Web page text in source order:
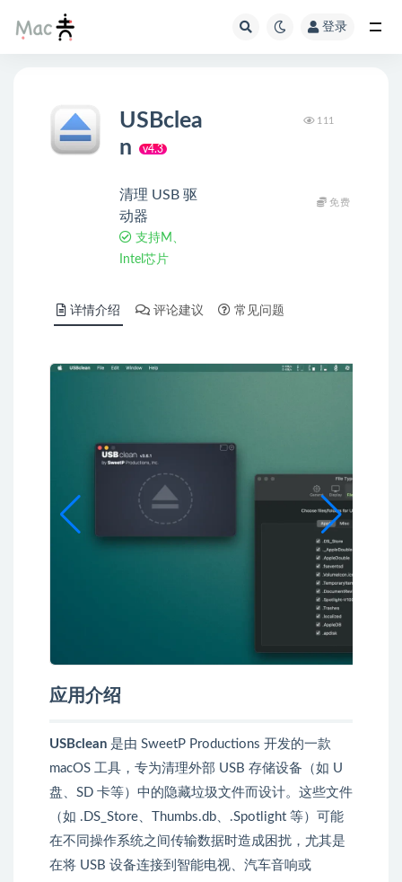
登录
USBclea
n
v4.3
清理 USB 驱
动器
支持M、
Intel芯片
111
免费
详情介绍 评论建议 常见问题
应用介绍
USBclean 是由 SweetP Productions 开发的一款
macOS 工具，专为清理外部 USB 存储设备（如 U
盘、SD 卡等）中的隐藏垃圾文件而设计。这些文件
（如 .DS_Store、 Thumbs.db、 .Spotlight 等）可能
在不同操作系统之间传输数据时造成困扰，尤其是
在将 USB 设备连接到智能电视、汽车音响或